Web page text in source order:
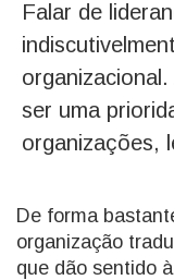
Falar de
ser uma
organizações,
De forma
organização
que dão sentido